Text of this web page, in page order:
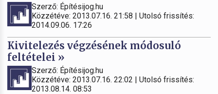
Szerző: Építésijog.hu
Közzétéve: 2013.07.16. 21:58 | Utolsó frissítés:
2014.09.06. 17:26
Kivitelezés végzésének módosuló
feltételei »
Szerző: Építésijog.hu
Közzétéve: 2013.07.16. 22:02 | Utolsó frissítés:
2013.08.14. 08:53